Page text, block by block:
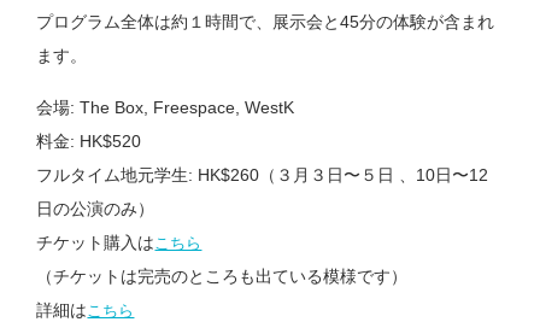
プログラム全体は約１時間で、展示会と45分の体験が含まれ
ます。
会場: The Box, Freespace, WestK
料金: HK$520
フルタイム地元学生: HK$260（３月３日〜５日 、10日〜12
日の公演のみ）
チケット購入はこちら
（チケットは完売のところも出ている模様です）
詳細はこちら